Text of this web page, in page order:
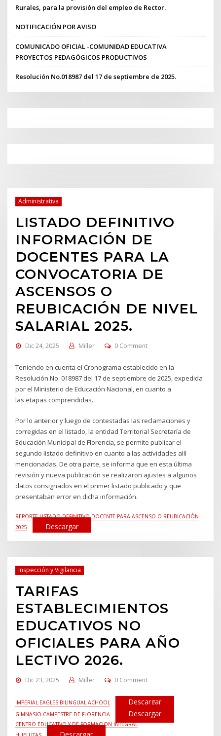
Rurales, para la provisión del empleo de Rector.
NOTIFICACIÓN POR AVISO
COMUNICADO OFICIAL -COMUNIDAD EDUCATIVA
PROYECTOS PEDAGÓGICOS PRODUCTIVOS
Resolución No.018987 del 17 de septiembre de 2025.
Administrativa
LISTADO DEFINITIVO
INFORMACIÓN DE
DOCENTES PARA LA
CONVOCATORIA DE
ASCENSOS O
REUBICACIÓN DE NIVEL
SALARIAL 2025.
Dic 24, 2025 Miller 0 Comment
Teniendo en cuenta el Cronograma establecido en la
Resolución No. 018987 del 17 de septiembre de 2025, expedida
por el Ministerio de Educación Nacional, en cuanto a
las etapas comprendidas.
Por lo anterior y luego de contestadas las reclamaciones y
corregidas en el listado, la entidad Territorial Secretaría de
Educación Municipal de Florencia, se permite publicar el
segundo listado definitivo en cuanto a las actividades allí
mencionadas. De otra parte, se informa que en esta última
revisión y nueva publicación se realizaron ajustes a algunos
datos consignados en el primer listado publicado y que
presentaban error en dicha información.
REPORTE LISTADO DEFINITIVO DOCENTE PARA ASCENSO O REUBICACIÒN
2025
Descargar
Inspección y Vigilancia
TARIFAS
ESTABLECIMIENTOS
EDUCATIVOS NO
OFICIALES PARA AÑO
LECTIVO 2026.
Dic 23, 2025 Miller 0 Comment
IMPERIAL EAGLES BILINGUAL ACHOOL Descargar
GIMNASIO CAMPESTRE DE FLORENCIA Descargar
CENTRO EDUCATIVO Y DE FORMACION INTEGRAL
Descargar